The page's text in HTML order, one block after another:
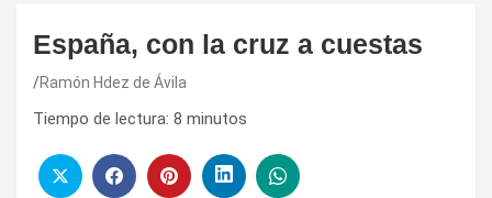
España, con la cruz a cuestas
Ramón Hdez de Ávila
Tiempo de lectura: 8 minutos